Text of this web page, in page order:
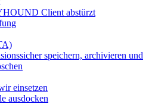
Client abstürzt
speichern, archivieren und
einsetzen
ausdocken